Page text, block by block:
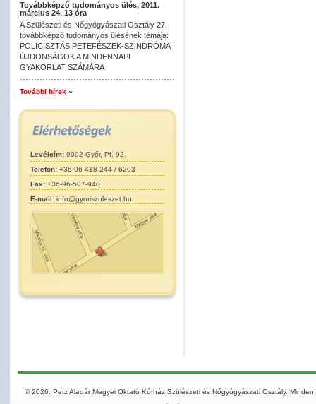
Továbbképző tudományos ülés, 2011.
március 24. 13 óra
A Szülészeti és Nőgyógyászati Osztály 27.
továbbképző tudományos ülésének témája:
POLICISZTÁS PETEFÉSZEK-SZINDRÓMA
ÚJDONSÁGOK A MINDENNAPI
GYAKORLAT SZÁMÁRA
További hírek »
Levélcím: 9002 Győr, Pf. 92.
Telefon: +36-96-418-244 / 6203
Fax: +36-96-507-940
E-mail: info@gyoriszuleszet.hu
© 2026. Petz Aladár Megyei Oktató Kórház Szülészeti és Nőgyógyászati Osztály.